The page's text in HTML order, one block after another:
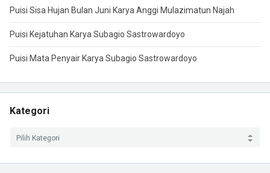
Puisi Sisa Hujan Bulan Juni Karya Anggi Mulazimatun Najah
Puisi Kejatuhan Karya Subagio Sastrowardoyo
Puisi Mata Penyair Karya Subagio Sastrowardoyo
Kategori